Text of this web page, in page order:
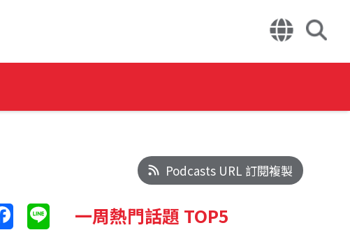
Podcasts URL 訂閱複製
一周熱門話題 TOP5